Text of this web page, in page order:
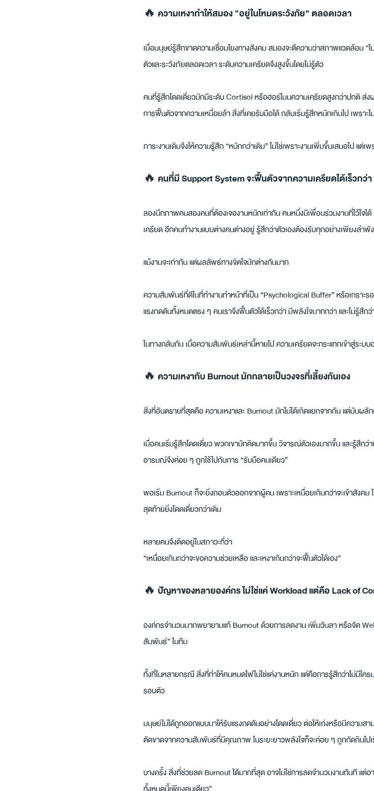
🔥 ความเหงาทำให้สมอง “อยู่ในโหมดระวังภัย” ตลอดเวลา
เมื่อมนุษย์รู้สึกขาดความเชื่อมโยงทางสังคม สมองจะตีความว่าสภาพแวดล้อม “
ตัวและระวังภัยตลอดเวลา ระดับความเครียดจึงสูงขึ้นโดยไม่รู้ตัว
คนที่รู้สึกโดดเดี่ยวมักมีระดับ Cortisol หรือฮอร์โมนความเครียดสูงกว่าปกติ ส่
การฟื้นตัวจากความเหนื่อยล้า สิ่งที่เคยรับมือได้ กลับเริ่มรู้สึกหนักเกินไป เพรา
ภาระงานเดิมจึงให้ความรู้สึก “หนักกว่าเดิม” ไม่ใช่เพราะงานเพิ่มขึ้นเสมอไป แต่เ
🔥 คนที่มี Support System จะฟื้นตัวจากความเครียดได้เร็วกว่า
ลองนึกภาพคนสองคนที่ต้องเจองานหนักเท่ากัน คนหนึ่งมีเพื่อนร่วมงานที่ไว้ใจไ
เครียด อีกคนทำงานแบบต่างคนต่างอยู่ รู้สึกว่าตัวเองต้องรับทุกอย่างเพียงลำพัง
แม้งานจะเท่ากัน แต่ผลลัพธ์ทางจิตใจมักต่างกันมาก
ความสัมพันธ์ที่ดีในที่ทำงานทำหน้าที่เป็น “Psychological Buffer” หรือเกราะ
แรงกดดันทั้งหมดตรง ๆ คนเราจึงฟื้นตัวได้เร็วกว่า มีพลังใจมากกว่า และไม่รู้สึก
ในทางกลับกัน เมื่อความสัมพันธ์เหล่านี้หายไป ความเครียดจะกระแทกเข้าสู่ระบ
🔥 ความเหงากับ Burnout มักกลายเป็นวงจรที่เลี้ยงกันเอง
สิ่งที่อันตรายที่สุดคือ ความเหงาและ Burnout มักไม่ได้เกิดแยกจากกัน แต่มันผลั
เมื่อคนเริ่มรู้สึกโดดเดี่ยว พวกเขามักคิดมากขึ้น วิจารณ์ตัวเองมากขึ้น และรู้สึก
อารมณ์จึงค่อย ๆ ถูกใช้ไปกับการ “รับมือคนเดียว”
พอเริ่ม Burnout ก็จะยิ่งถอนตัวออกจากผู้คน เพราะเหนื่อยเกินกว่าจะเข้าสังค
สุดท้ายยิ่งโดดเดี่ยวกว่าเดิม
หลายคนจึงติดอยู่ในสภาวะที่ว่า
“เหนื่อยเกินกว่าจะขอความช่วยเหลือ และเหงาเกินกว่าจะฟื้นตัวได้เอง”
🔥 ปัญหาของหลายองค์กร ไม่ใช่แค่ Workload แต่คือ Lack of
องค์กรจำนวนมากพยายามแก้ Burnout ด้วยการลดงาน เพิ่มวันลา หรือจัด
สัมพันธ์” ในทีม
ทั้งที่ในหลายกรณี สิ่งที่ทำให้คนหมดไฟไม่ใช่แค่งานหนัก แต่คือการรู้สึกว่าไม่มีใค
รอบตัว
มนุษย์ไม่ได้ถูกออกแบบมาให้รับแรงกดดันอย่างโดดเดี่ยว ต่อให้เก่งหรือมีความส
ตัดขาดจากความสัมพันธ์ที่มีคุณภาพ ในระยะยาวพลังใจก็จะค่อย ๆ ถูกกัดกินไป
บางครั้ง สิ่งที่ช่วยลด Burnout ได้มากที่สุด อาจไม่ใช่การลดจำนวนงานทันที แต่อา